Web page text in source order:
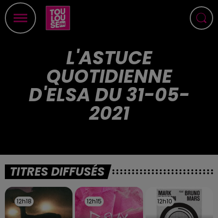
L'ASTUCE
QUOTIDIENNE
D'ELSA DU 31-05-
2021
TITRES DIFFUSÉS
12h18
12h18 12h15
12h15 12h10
12h10